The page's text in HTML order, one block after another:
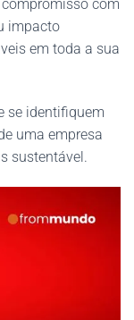
com
impacto
em toda a sua
se identifiquem
uma empresa
sustentável.